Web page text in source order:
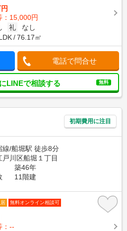
：15,000円
礼
なし
76.17㎡
電話で問合せ
LINEで相談する 無料
初期費用に注目
線/船堀駅 徒歩8分
戸川区船堀１丁目
築46年
11階建
無料オンライン相談可
：--